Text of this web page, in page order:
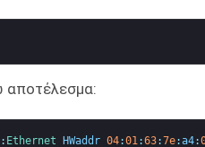
αποτέλεσμα:
: Ethernet HWaddr 04:01 :63:7e:a4: